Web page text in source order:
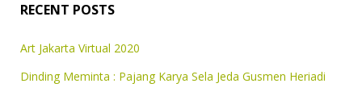
RECENT POSTS
Art Jakarta Virtual 2020
Dinding Meminta : Pajang Karya Sela Jeda Gusmen Heriadi